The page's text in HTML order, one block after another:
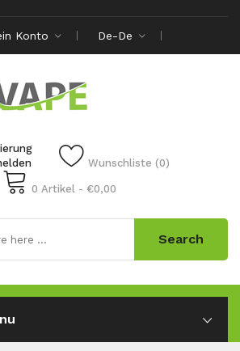
Konto De-De
Wunschliste (0)
0 Artikel - €0,00
Search